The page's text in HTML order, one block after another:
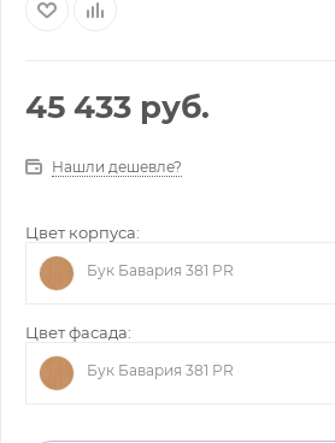
45 433 руб.
Нашли дешевле?
Цвет корпуса:
Бук Бавария 381 PR
Цвет фасада:
Бук Бавария 381 PR